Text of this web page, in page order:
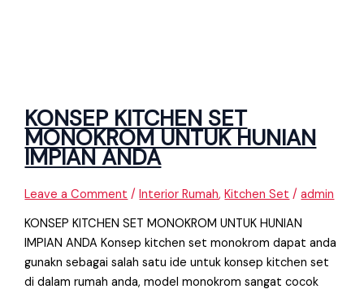
KONSEP KITCHEN SET
MONOKROM UNTUK HUNIAN
IMPIAN ANDA
Leave a Comment /Interior Rumah,Kitchen Set /admin
KONSEP KITCHEN SET MONOKROM UNTUK HUNIAN
IMPIAN ANDA Konsep kitchen set monokrom dapat anda
gunakn sebagai salah satu ide untuk konsep kitchen set
di dalam rumah anda, model monokrom sangat cocok